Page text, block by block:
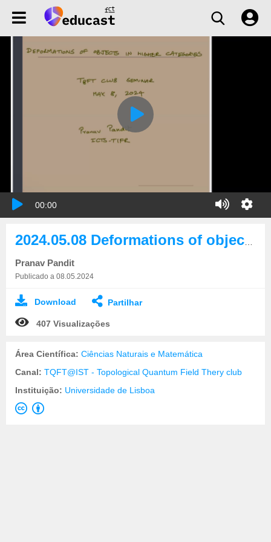
00:00
Pranav Pandit
Publicado a 08.05.2024
Download Partilhar
407 Visualizações
Área Científica: Ciências Naturais e Matemática
Canal: TQFT@IST - Topological Quantum Field Thery club
Instituição: Universidade de Lisboa